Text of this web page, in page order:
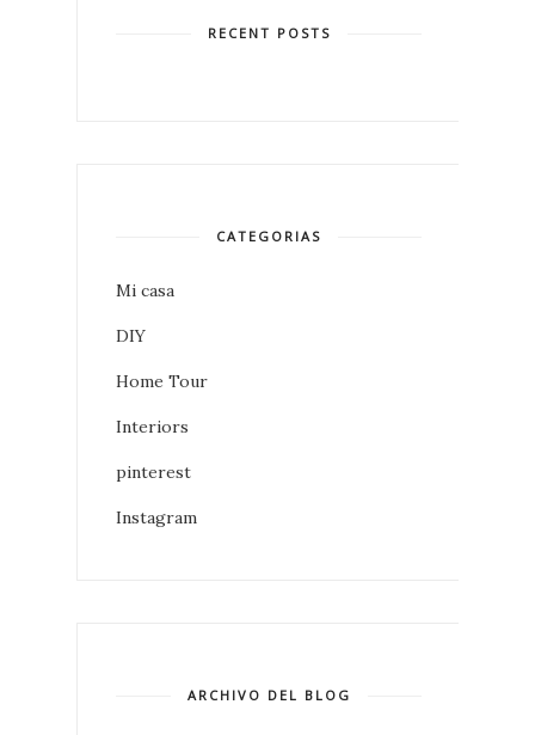
RECENT POSTS
CATEGORIAS
Mi casa
DIY
Home Tour
Interiors
pinterest
Instagram
ARCHIVO DEL BLOG